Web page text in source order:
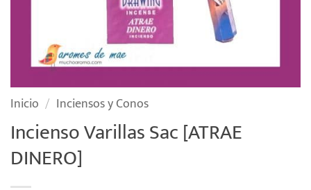
Inicio / Inciensos y Conos
Incienso Varillas Sac [ATRAE
DINERO]